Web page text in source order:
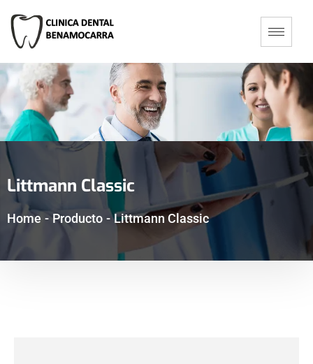
Littmann Classic
Home - Producto - Littmann Classic